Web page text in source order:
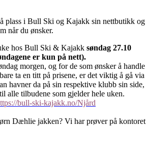
plass i Bull Ski og Kajakk sin nettbutikk og
når du ønsker.
hos Bull Ski & Kajakk søndag 27.10
er kun på nett).
morgen, og for de som ønsker å handle
ta en titt på prisene, er det viktig å gå via
havner da på sin respektive klubb sin side,
alle tilbudene som gjelder hele uken.
bull-ski-kajakk.no/Njård
Dæhlie jakken? Vi har prøver på